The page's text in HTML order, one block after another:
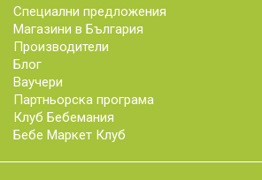
Специални предложения
Магазини в България
Производители
Блог
Ваучери
Партньорска програма
Клуб Бебемания
Бебе Маркет Клуб